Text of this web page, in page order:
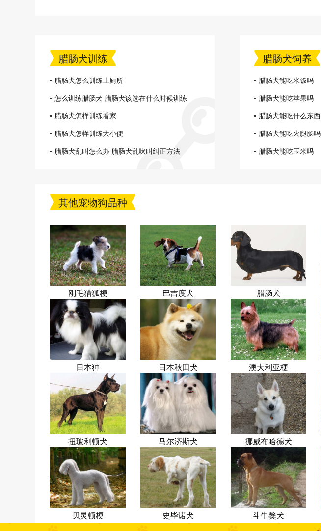
腊肠犬训练
腊肠犬怎么训练上厕所
怎么训练腊肠犬 腊肠犬该选在什么时候训练
腊肠犬怎样训练看家
腊肠犬怎样训练大小便
腊肠犬乱叫怎么办 腊肠犬乱吠叫纠正方法
腊肠犬饲养
腊肠犬能吃米饭吗
腊肠犬能吃苹果吗
腊肠犬能吃什么东西
腊肠犬能吃火腿肠吗
腊肠犬能吃玉米吗
其他宠物狗品种
刚毛猎狐梗 巴吉度犬 腊肠犬
日本狆 日本秋田犬 澳大利亚梗
扭玻利顿犬 马尔济斯犬 挪威布哈德犬
贝灵顿梗 史毕诺犬 斗牛獒犬